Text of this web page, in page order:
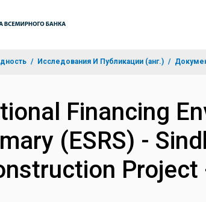
Исследования И Публикации (анг.)
Financing
(ESRS) -